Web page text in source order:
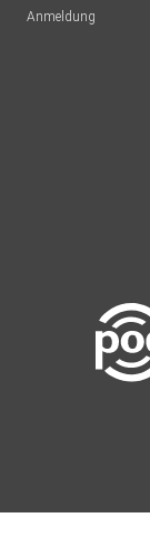
Anmeldung